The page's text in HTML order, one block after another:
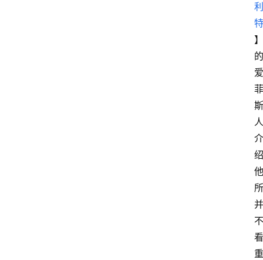
利
特
】
的
爱
菲
斯
人
介
绍
他
所
并
不
看
重